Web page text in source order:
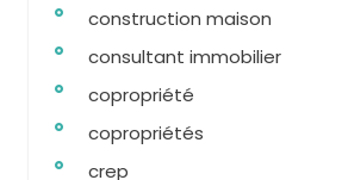
construction maison
consultant immobilier
copropriété
copropriétés
crep